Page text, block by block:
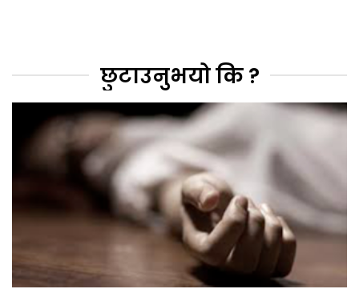
छुटाउनुभयो कि ?